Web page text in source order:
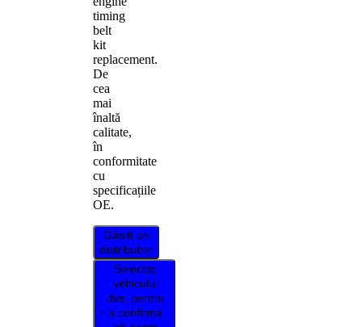
timing
belt
kit
replacement.
De
cea
mai
înaltă
calitate,
în
conformitate
cu
specificațiile
OE.
Găsiți un
distribuitor
Selectați
vehiculul
dvs. pentru
a confirma